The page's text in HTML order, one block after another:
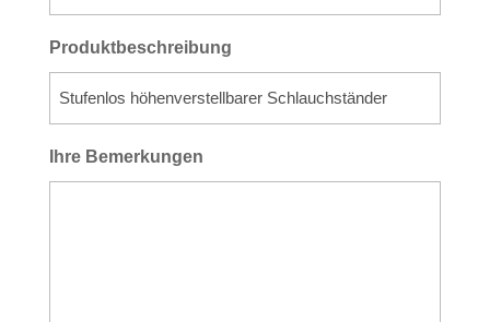
Produktbeschreibung
Ihre Bemerkungen